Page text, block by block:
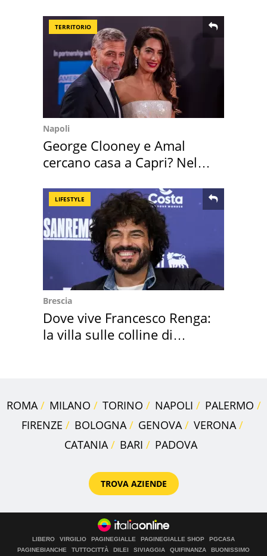
TERRITORIO
Napoli
George Clooney e Amal
cercano casa a Capri? Nel
LIFESTYLE
Brescia
Dove vive Francesco Renga:
la villa sulle colline di
ROMA MILANO TORINO NAPOLI
PALERMO
FIRENZE
BOLOGNA GENOVA
VERONA
CATANIA
BARI PADOVA
TROVA AZIENDE
LIBERO VIRGILIO PAGINEGIALLE PAGINEGIALLE SHOP
PGCASA
PAGINEBIANCHE
TUTTOCITTÀ DILEI SIVIAGGIA QUIFINANZA
BUONISSIMO